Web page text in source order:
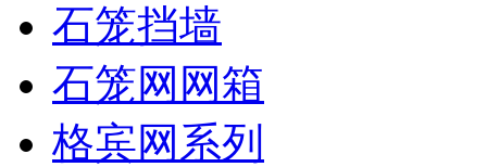
石笼挡墙
石笼网网箱
格宾网系列